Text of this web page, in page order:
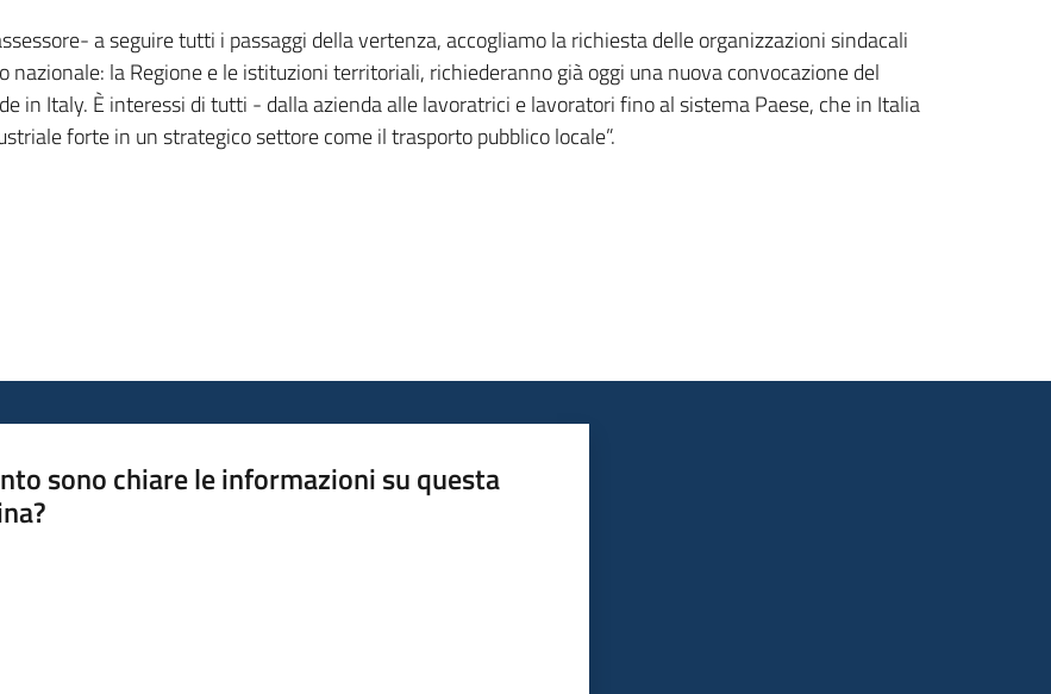
a seguire tutti i passaggi della vertenza, accogliamo la richiesta delle organizzazioni sindacali
la Regione e le istituzioni territoriali, richiederanno già oggi una nuova convocazione del
in Italy. È interessi di tutti - dalla azienda alle lavoratrici e lavoratori fino al sistema Paese, che in Italia
forte in un strategico settore come il trasporto pubblico locale”.
sono chiare le informazioni su questa